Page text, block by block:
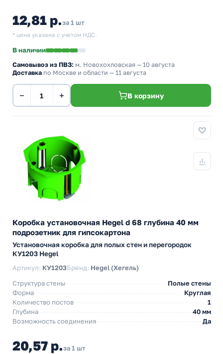
12,81 р.за 1 шт
* цена указана с учетом НДС.
В наличии
Самовывоз из ПВЗ: м. Новохохловская — 10 августа
Доставка по Москве и области — 11 августа
− + В корзину
Коробка установочная Hegel d 68 глубина 40 мм
подрозетник для гипсокартона
Установочная коробка для полых стен и перегородок
КУ1203 Hegel
Артикул: КУ1203Бренд: Hegel (Хегель)
Структура стены
Полые стены
Форма
Круглая
Количество постов
1
Глубина
40 мм
Возможность соединения
Да
20,57 р.за 1 шт